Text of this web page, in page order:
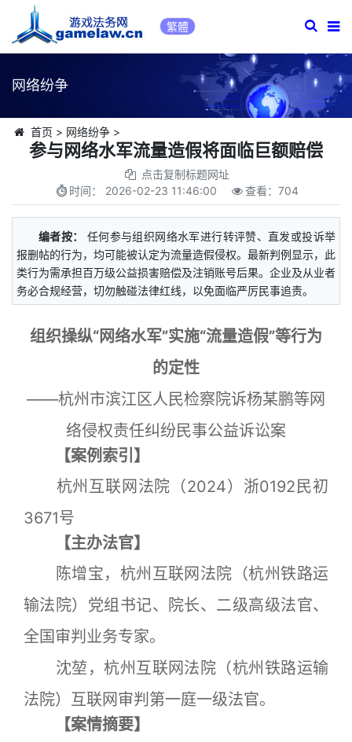
繁體
网络纷争
首页 > 网络纷争>
参与网络水军流量造假将面临巨额赔偿
点击复制标题网址
时间： 2026-02-23 11:46:00 查看： 704
编者按：
任何参与组织网络水军进行转评赞、直发或投诉举
报删帖的行为，均可能被认定为流量造假侵权。最新判例显示，此
类行为需承担百万级公益损害赔偿及注销账号后果。企业及从业者
务必合规经营，切勿触碰法律红线，以免面临严厉民事追责。
组织操纵“网络水军”实施“流量造假”等行为
的定性
——杭州市滨江区人民检察院诉杨某鹏等网
络侵权责任纠纷民事公益诉讼案
【案例索引】
杭州互联网法院（2024）浙0192民初
3671号
【主办法官】
陈增宝，杭州互联网法院（杭州铁路运
输法院）党组书记、院长、二级高级法官、
全国审判业务专家。
沈堃，杭州互联网法院（杭州铁路运输
法院）互联网审判第一庭一级法官。
【案情摘要】